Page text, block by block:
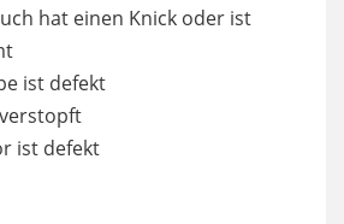
hat einen Knick oder ist
ist defekt
ist defekt